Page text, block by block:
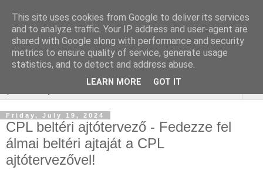
Online marketing
Borkereskedés
Friday, July 19, 2024
CPL beltéri ajtótervező - Fedezze fel
álmai beltéri ajtaját a CPL
ajtótervezővel!
This site uses cookies from Google to deliver its services
and to analyze traffic. Your IP address and user-agent are
shared with Google along with performance and security
metrics to ensure quality of service, generate usage
statistics, and to detect and address abuse.
LEARN MORE GOT IT